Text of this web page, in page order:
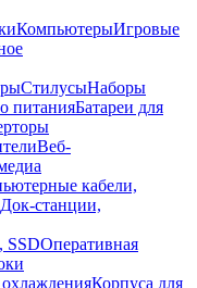
КомпьютерыИгровые
СтилусыНаборы
питанияБатареи для
Веб-
кабели,
Док-станции,
SSDОперативная
Корпуса для